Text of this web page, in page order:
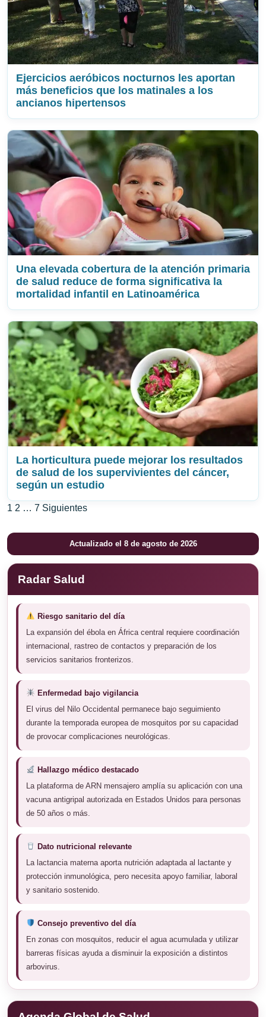
Ejercicios aeróbicos nocturnos les aportan
más beneficios que los matinales a los
ancianos hipertensos
Una elevada cobertura de la atención primaria
de salud reduce de forma significativa la
mortalidad infantil en Latinoamérica
La horticultura puede mejorar los resultados
de salud de los supervivientes del cáncer,
según un estudio
Paginación
de
entradas
1 2 … 7 Siguientes
Actualizado el 8 de agosto de 2026
Radar Salud
Riesgo sanitario del día
La expansión del ébola en África central requiere coordinación
internacional, rastreo de contactos y preparación de los
servicios sanitarios fronterizos.
Enfermedad bajo vigilancia
El virus del Nilo Occidental permanece bajo seguimiento
durante la temporada europea de mosquitos por su capacidad
de provocar complicaciones neurológicas.
Hallazgo médico destacado
La plataforma de ARN mensajero amplía su aplicación con una
vacuna antigripal autorizada en Estados Unidos para personas
de 50 años o más.
Dato nutricional relevante
La lactancia materna aporta nutrición adaptada al lactante y
protección inmunológica, pero necesita apoyo familiar, laboral
y sanitario sostenido.
Consejo preventivo del día
En zonas con mosquitos, reducir el agua acumulada y utilizar
barreras físicas ayuda a disminuir la exposición a distintos
arbovirus.